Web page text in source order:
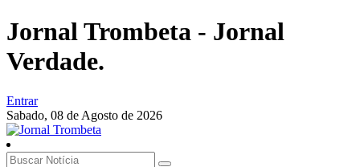
Jornal Trombeta - Jornal
Verdade.
Entrar
Sabado, 08 de Agosto de 2026